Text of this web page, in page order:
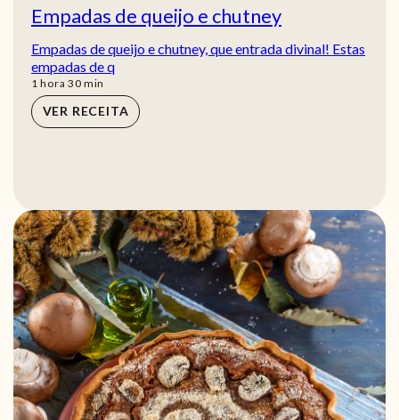
Empadas de queijo e chutney
Empadas de queijo e chutney, que entrada divinal! Estas
empadas de q
1 hora
hora 30min
min
VER RECEITA